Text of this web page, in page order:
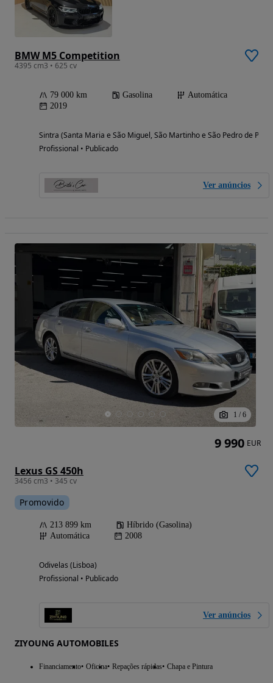
BMW M5 Competition
4395 cm3 • 625 cv
79 000 km Gasolina
Automática
2019
Sintra (Santa Maria e São Miguel, São Martinho e São Pedro de
Profissional • Publicado
Ver anúncios
1 / 6
Lexus GS 450h
3456 cm3 • 345 cv
Promovido
213 899 km
Híbrido (Gasolina)
Automática
2008
Odivelas (Lisboa)
Profissional • Publicado
Ver anúncios
ZIYOUNG AUTOMOBILES
Financiamento Oficina Repações rápidas Chapa e Pintura
9 990 EUR